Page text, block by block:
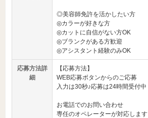
◎美容師免許を活かしたい方
◎カラーが好きな方
◎カットに自信がない方OK
◎ブランクがある方歓迎
◎アシスタント経験のみOK
応募方法詳
細
【応募方法】
WEB応募ボタンからのご応募
入力は30秒♪応募は24時間受付中
お電話でのお問い合わせ
専任のオペレーターが対応します